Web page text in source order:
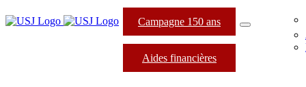
Campagne 150 ans
Aides financières